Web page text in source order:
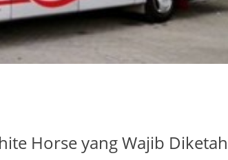
Horse yang Wajib